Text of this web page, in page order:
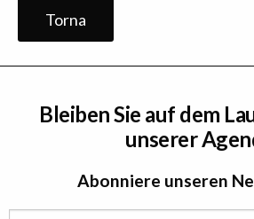
Torna
Bleiben Sie auf dem
unserer
Abonniere unseren